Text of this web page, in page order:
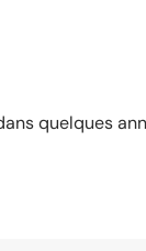
quelques